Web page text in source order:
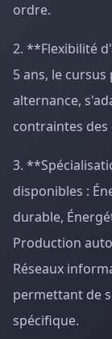
ordre.
2. **Flexibilité
5 ans, le
alternance,
contraintes
3.
disponibles :
durable,
Production
Réseaux
permettant de
spécifique.